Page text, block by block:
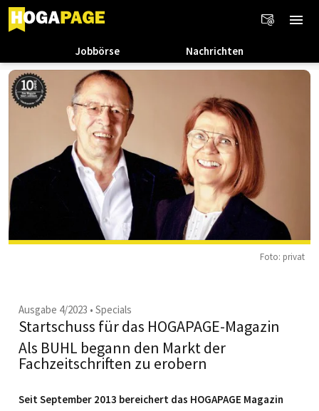
Jobbörse Nachrichten
Foto: privat
Ausgabe 4/2023 • Specials
Startschuss für das HOGAPAGE-Magazin
Als BUHL begann den Markt der
Fachzeitschriften zu erobern
Seit September 2013 bereichert das HOGAPAGE Magazin